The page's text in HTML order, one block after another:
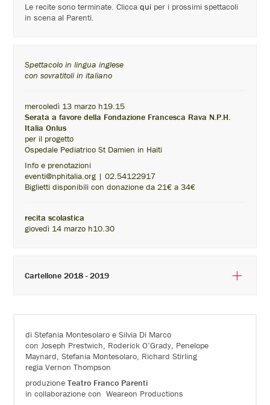
di Stefania Montesolaro e Silvia Di Marco
con Joseph Prestwich, Roderick O’Grady, Penelope
Maynard, Stefania Montesolaro, Richard Stirling
regia Vernon Thompson
produzioneTeatro Franco Parenti
in collaborazione con Weareon Productions
Le recite sono terminate. Cliccaqui per i prossimi spettacoli
in scena al Parenti.
Spettacolo in lingua inglese
con sovratitoli in italiano
mercoledì 13 marzo h19.15
Serata a favore della Fondazione Francesca Rava N.P.H.
Italia Onlus
per il progetto
Ospedale Pediatrico St Damien in Haiti
Info e prenotazioni
eventi@nphitalia.org | 02.54122917
Biglietti disponibili con donazione da 21€ a 34€
recita scolastica
giovedì 14 marzo h10.30
Cartellone 2018 - 2019